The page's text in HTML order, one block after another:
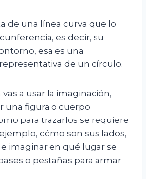
de una línea curva que lo
es decir, su
esa es una
de un círculo.
vas a usar la imaginación,
una figura o cuerpo
para trazarlos se requiere
cómo son sus lados,
e imaginar en qué lugar se
o pestañas para armar